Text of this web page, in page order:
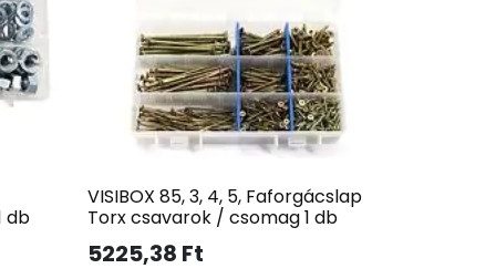
db
VISIBOX 85, 3, 4, 5, Faforgácslap
Torx csavarok / csomag 1 db
5225,38 Ft